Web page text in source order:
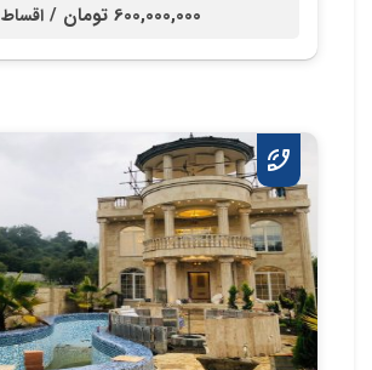
600,000,000 تومان / اقساط